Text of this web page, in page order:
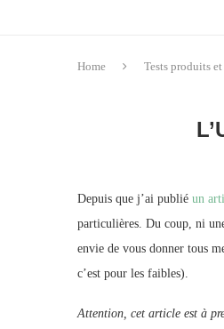
Home Tests produits
Depuis que j’ai publié un
particulières. Du coup, ni
envie de vous donner tous
c’est pour les faibles).
Attention, cet article est à